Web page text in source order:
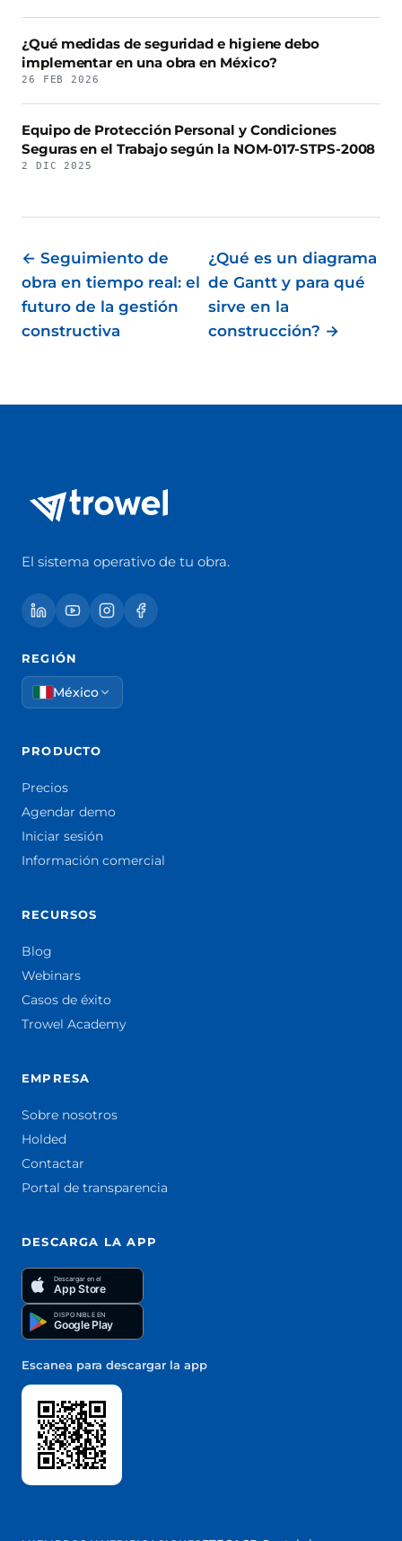
¿Qué medidas de seguridad e higiene debo
implementar en una obra en México?
26 FEB 2026
Equipo de Protección Personal y Condiciones
Seguras en el Trabajo según la NOM-017-STPS-2008
2 DIC 2025
← Seguimiento de
obra en tiempo real: el
futuro de la gestión
constructiva
¿Qué es un diagrama
de Gantt y para qué
sirve en la
construcción? →
El sistema operativo de tu obra.
REGIÓN
México
PRODUCTO
Precios
Agendar demo
Iniciar sesión
Información comercial
RECURSOS
Blog
Webinars
Casos de éxito
Trowel Academy
EMPRESA
Sobre nosotros
Holded
Contactar
Portal de transparencia
DESCARGA LA APP
Descargar en el
App Store
DISPONIBLE EN
Google Play
Escanea para descargar la app